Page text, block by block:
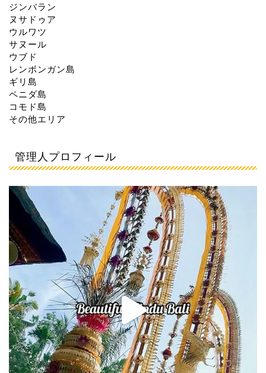
ジンバラン
ヌサドゥア
ウルワツ
サヌール
ウブド
レンボンガン島
ギリ島
ペニダ島
コモド島
その他エリア
管理人プロフィール